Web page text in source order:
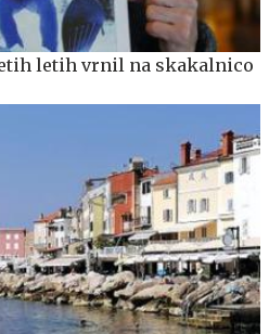
letih vrnil na skakalnico